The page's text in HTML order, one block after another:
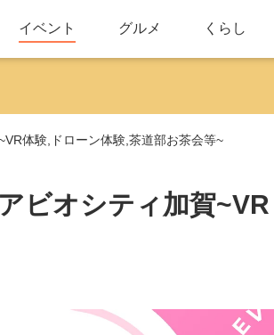
イベント グルメ くらし
体験,ドローン体験,茶道部お茶会等~
ビオシティ加賀~VR